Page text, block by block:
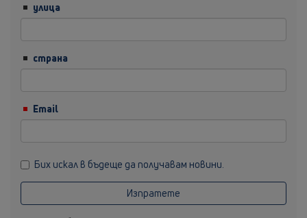
улица
страна
Email
Бих искал в бъдеще да получавам новини.
Изпратете